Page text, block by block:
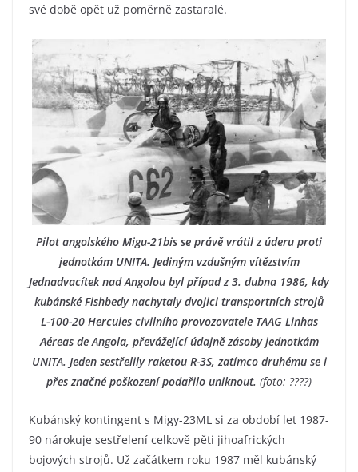
své době opět už poměrně zastaralé.
Pilot angolského Migu-21bis se právě vrátil z úderu proti
jednotkám UNITA. Jediným vzdušným vítězstvím
Jednadvacítek nad Angolou byl případ z 3. dubna 1986, kdy
kubánské Fishbedy nachytaly dvojici transportních strojů
L-100-20 Hercules civilního provozovatele TAAG Linhas
Aéreas de Angola, převážející údajně zásoby jednotkám
UNITA. Jeden sestřelily raketou R-3S, zatímco druhému se i
přes značné poškození podařilo uniknout. (foto: ????)
Kubánský kontingent s Migy-23ML si za období let 1987-
90 nárokuje sestřelení celkově pěti jihoafrických
bojových strojů. Už začátkem roku 1987 měl kubánský